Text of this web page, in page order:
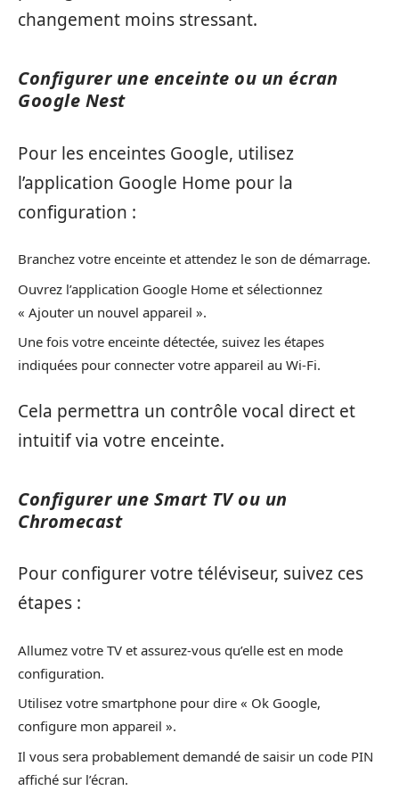
changement moins stressant.
Configurer une enceinte ou un écran
Google Nest
Pour les enceintes Google, utilisez
l’application Google Home pour la
configuration :
Branchez votre enceinte et attendez le son de démarrage.
Ouvrez l’application Google Home et sélectionnez
« Ajouter un nouvel appareil ».
Une fois votre enceinte détectée, suivez les étapes
indiquées pour connecter votre appareil au Wi-Fi.
Cela permettra un contrôle vocal direct et
intuitif via votre enceinte.
Configurer une Smart TV ou un
Chromecast
Pour configurer votre téléviseur, suivez ces
étapes :
Allumez votre TV et assurez-vous qu’elle est en mode
configuration.
Utilisez votre smartphone pour dire « Ok Google,
configure mon appareil ».
Il vous sera probablement demandé de saisir un code PIN
affiché sur l’écran.